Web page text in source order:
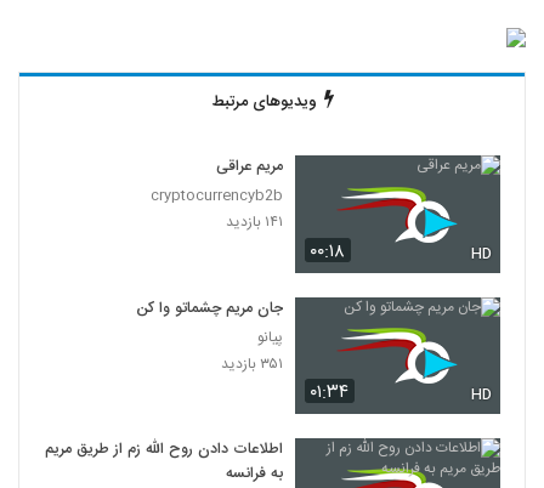
ویدیوهای مرتبط
۰۰:۱۸ HD
مریم عراقی
cryptocurrencyb2b
۱۴۱ بازدید
۰۱:۳۴ HD
جان مریم چشماتو وا کن
پیانو
۳۵۱ بازدید
اطلاعات دادن روح الله زم از طریق مریم
به فرانسه